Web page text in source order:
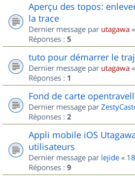
Aperçu des topos:
la trace
Dernier message par utagawa «
Réponses : 5
tuto pour démarrer le
Dernier message par utagawa «
Réponses : 1
Fond de carte
Dernier message par
Réponses : 2
Appli mobile iOS
utilisateurs
Dernier message par lejide «
Réponses : 9